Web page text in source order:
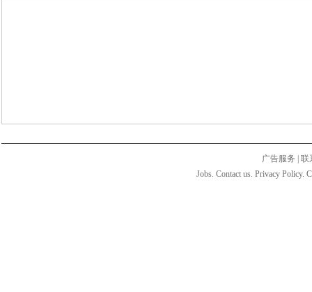
广告服务
联
Jobs. Contact us. Privacy Policy.